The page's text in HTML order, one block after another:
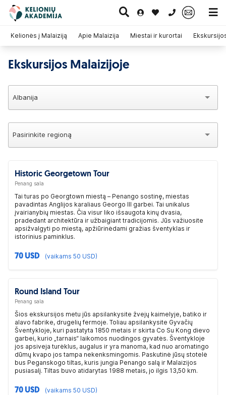
0 700 11007
Kelionės į Malaiziją Apie Malaizija Miestai ir kurortai
Ekskursijos Malaizijoje
Albanija
Pasirinkite regioną
Historic Georgetown Tour
Penang sala
Tai turas po Georgtown miestą – Penango sostinę, miestas
pavadintas Anglijos karaliaus Georgo III garbei. Tai unikalus
įvairianybių miestas. Čia visur liko išsaugota kinų dvasia,
pradedant architektūra ir užbaigiant tradicijomis. Jūs važiuosite
apsižvalgyti po miestą, apžiūrinėdami gražias šventyklas ir
istorinius paminklus.
70 USD (vaikams 50 USD)
Round Island Tour
Penang sala
Šios ekskursijos metu jūs apsilankysite žvejų kaimelyje, batiko ir
alavo fabrike, drugelių fermoje. Toliau apsilankysite Gyvačių
Šventykloje, kuri pastatyta 1850 metais ir skirta Co Su Kong dievo
garbei, kurio „tarnais“ laikomos nuodingos gyvatės. Šventykloje
jos apsiveja turėklus, augalus ir yra manoma, kad nuo aromatingo
dūmų kvapo jos tampa nekenksmingomis. Paskutinė jūsų stotelė
bus Peganskogo tiltas, kuris jungia Penango salą ir Malaizijos
pusiasalį. Tiltas buvo atidarytas 1988 metais, jo ilgis 13,50 km.
70 USD (vaikams 50 USD)